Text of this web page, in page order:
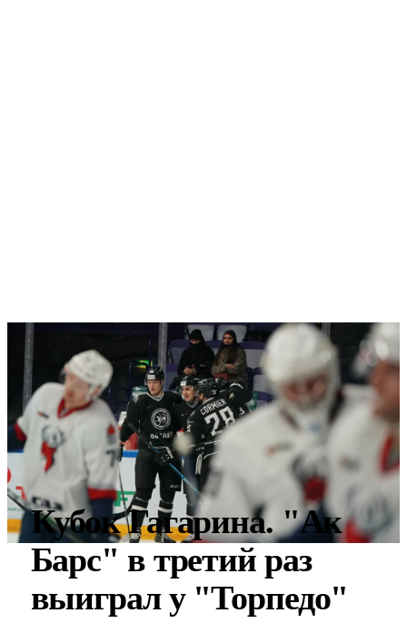
Кубок Гагарина. "Ак
Барс" в третий раз
выиграл у "Торпедо"